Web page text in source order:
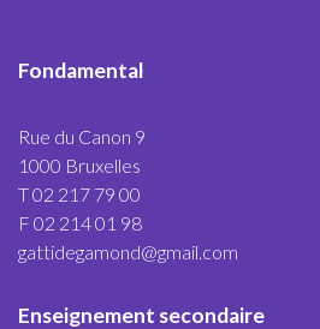
Fondamental
Rue du Canon 9
1000 Bruxelles
T 02 217 79 00
F 02 214 01 98
gattidegamond@gmail.com
Enseignement secondaire